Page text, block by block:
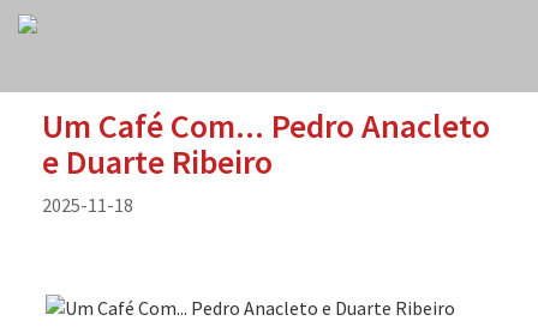
Um Café Com... Pedro Anacleto
e Duarte Ribeiro
2025-11-18